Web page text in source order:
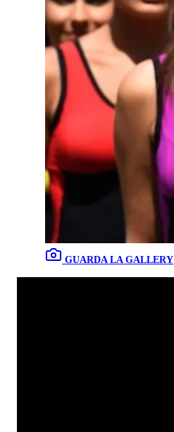
GUARDA LA GALLERY